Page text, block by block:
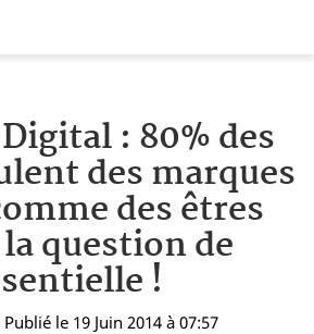
: 80% des
des marques
des êtres
question de
!
Publié le 19 Juin 2014 à 07:57